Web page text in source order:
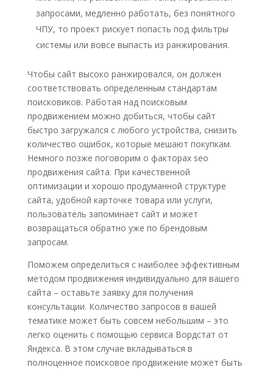
запросами, медленно работать, без понятного
ЧПУ, то проект рискует попасть под фильтры
системы или вовсе выпасть из ранжирования.
Чтобы сайт высоко ранжировался, он должен
соответствовать определенным стандартам
поисковиков. Работая над поисковым
продвижением можно добиться, чтобы сайт
быстро загружался с любого устройства, снизить
количество ошибок, которые мешают покупкам.
Немного позже поговорим о факторах seo
продвижения сайта. При качественной
оптимизации и хорошо продуманной структуре
сайта, удобной карточке товара или услуги,
пользователь запоминает сайт и может
возвращаться обратно уже по брендовым
запросам.
Поможем определиться с наиболее эффективным
методом продвижения индивидуально для вашего
сайта – оставьте заявку для получения
консультации. Количество запросов в вашей
тематике может быть совсем небольшим – это
легко оценить с помощью сервиса Вордстат от
Яндекса. В этом случае вкладываться в
полноценное поисковое продвижение может быть